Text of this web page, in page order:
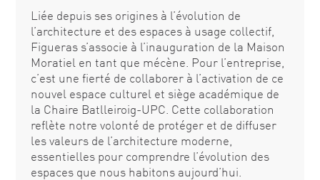
Liée depuis ses origines à l’évolution de
l’architecture et des espaces à usage collectif,
Figueras s’associe à l’inauguration de la Maison
Moratiel en tant que mécène. Pour l’entreprise,
c’est une fierté de collaborer à l’activation de ce
nouvel espace culturel et siège académique de
la Chaire Batlleiroig-UPC. Cette collaboration
reflète notre volonté de protéger et de diffuser
les valeurs de l’architecture moderne,
essentielles pour comprendre l’évolution des
espaces que nous habitons aujourd’hui.